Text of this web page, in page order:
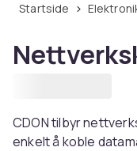
Startside
CDON tilbyr
enkelt å koble